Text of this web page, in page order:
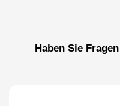
Haben Sie